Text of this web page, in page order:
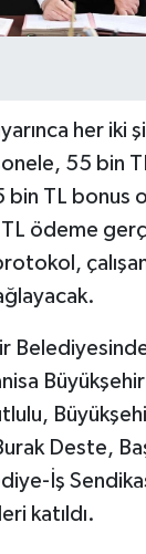
her
55 bin
TL bonus
ödeme
Deste,
İş
katıldı.